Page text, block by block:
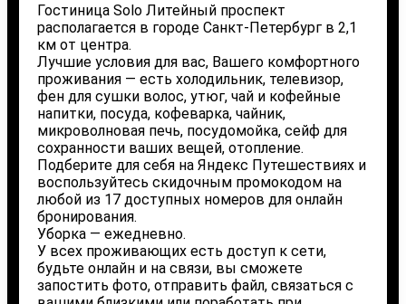
Гостиница Solo Литейный проспект
располагается в городе Санкт-Петербург в 2,1
км от центра.
Лучшие условия для вас, Вашего комфортного
проживания — есть холодильник, телевизор,
фен для сушки волос, утюг, чай и кофейные
напитки, посуда, кофеварка, чайник,
микроволновая печь, посудомойка, сейф для
сохранности ваших вещей, отопление.
Подберите для себя на Яндекс Путешествиях и
воспользуйтесь скидочным промокодом на
любой из 17 доступных номеров для онлайн
бронирования.
Уборка — ежедневно.
У всех проживающих есть доступ к сети,
будьте онлайн и на связи, вы сможете
запостить фото, отправить файл, связаться с